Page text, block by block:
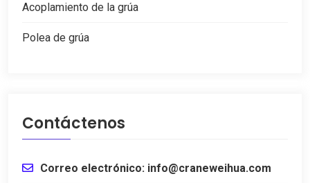
Acoplamiento de la grúa
Polea de grúa
Contáctenos
Correo electrónico: info@craneweihua.com